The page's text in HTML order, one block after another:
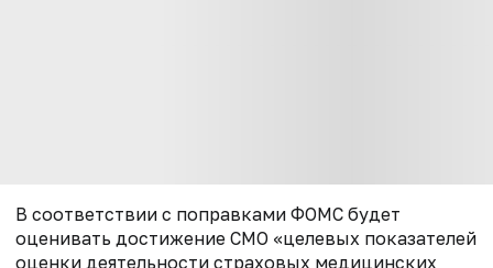
В соответствии с поправками ФОМС будет
оценивать достижение СМО «целевых показателей
оценки деятельности страховых медицинских